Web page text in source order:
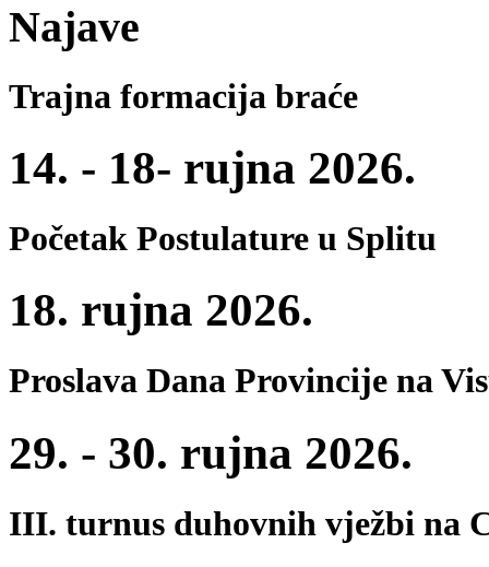
Najave
Trajna formacija braće
14. - 18- rujna 2026.
Početak Postulature u Splitu
18. rujna 2026.
Proslava Dana Provincije na
29. - 30. rujna 2026.
III. turnus duhovnih vježbi na